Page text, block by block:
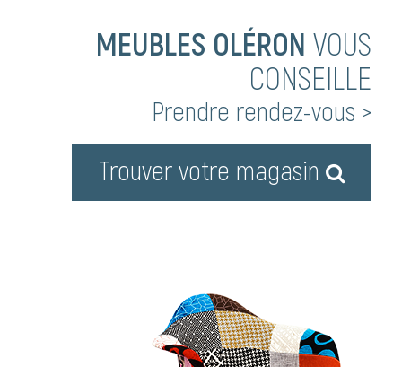
MEUBLES OLÉRON VOUS
CONSEILLE
Prendre rendez-vous >
Trouver votre magasin